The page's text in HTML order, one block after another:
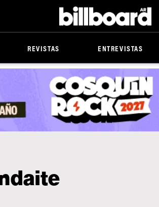
Billboard
REVISTAS ENTREVISTAS